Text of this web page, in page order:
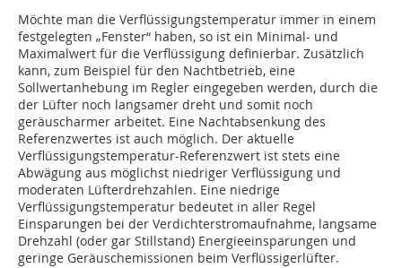
Möchte man die Verflüssigungstemperatur immer in einem
festgelegten „Fenster“ haben, so ist ein Minimal- und
Maximalwert für die Verflüssigung definierbar. Zusätzlich
kann, zum Beispiel für den Nachtbetrieb, eine
Sollwertanhebung im Regler eingegeben werden, durch die
der Lüfter noch langsamer dreht und somit noch
geräuscharmer arbeitet. Eine Nachtabsenkung des
Referenzwertes ist auch möglich. Der aktuelle
Verflüssigungstemperatur-Referenzwert ist stets eine
Abwägung aus möglichst niedriger Verflüssigung und
moderaten Lüfterdrehzahlen. Eine niedrige
Verflüssigungstemperatur bedeutet in aller Regel
Einsparungen bei der Verdichterstromaufnahme, langsame
Drehzahl (oder gar Stillstand) Energieeinsparungen und
geringe Geräuschemissionen beim Verflüssigerlüfter.